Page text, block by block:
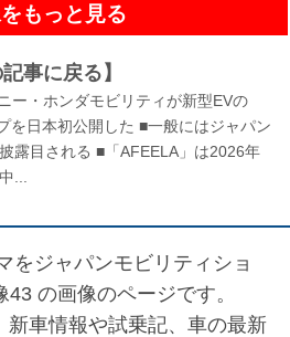
もっと見る
記事に戻る】
ー・ホンダモビリティが新型EVの
を日本初公開した ■一般にはジャパン
露目される ■「AFEELA」は2026年
...
をジャパンモビリティショ
43 の画像のページです。
新車情報や試乗記、車の最新